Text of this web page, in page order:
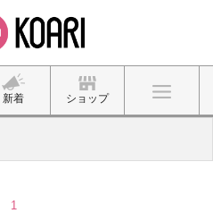
新着 ショップ
1